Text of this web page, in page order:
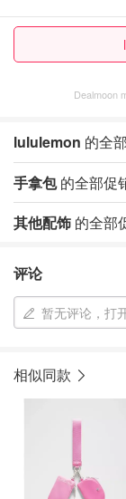
Dealmoon
lululemon 的全
手拿包的全部促
其他配饰 的全部
评论
暂无评论，打
相似同款